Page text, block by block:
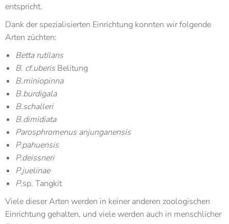
entspricht.
Dank der spezialisierten Einrichtung konnten wir folgende
Arten züchten:
Betta rutilans
B. cf.uberis Belitung
B.miniopinna
B.burdigala
B.schalleri
B.dimidiata
Parosphromenus anjunganensis
P.pahuensis
P.deissneri
P.juelinae
P.sp. Tangkit
Viele dieser Arten werden in keiner anderen zoologischen
Einrichtung gehalten, und viele werden auch in menschlicher